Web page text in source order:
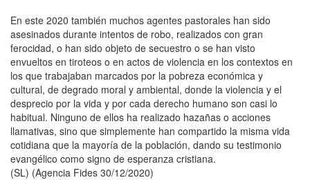
En este 2020 también muchos agentes pastorales han sido
asesinados durante intentos de robo, realizados con gran
ferocidad, o han sido objeto de secuestro o se han visto
envueltos en tiroteos o en actos de violencia en los contextos en
los que trabajaban marcados por la pobreza económica y
cultural, de degrado moral y ambiental, donde la violencia y el
desprecio por la vida y por cada derecho humano son casi lo
habitual. Ninguno de ellos ha realizado hazañas o acciones
llamativas, sino que simplemente han compartido la misma vida
cotidiana que la mayoría de la población, dando su testimonio
evangélico como signo de esperanza cristiana.
(SL) (Agencia Fides 30/12/2020)